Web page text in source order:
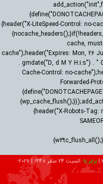
{header("X-LiteSpeed-Control: no-
cache,
cache");header("Expires: Mon, 26
. gmdate("D, d M Y H:i:s") . "
Cache-Control: no-
Forwarded-
{header("X-Robots-Tag:
|برابر با: السبت 24 صفر 1448 |
2026-